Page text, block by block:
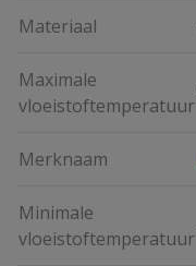
Materiaal
Maximale
vloeistoftemperatuur
Merknaam
Minimale
vloeistoftemperatuur